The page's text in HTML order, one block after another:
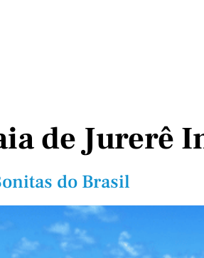
de Jurerê
do Brasil